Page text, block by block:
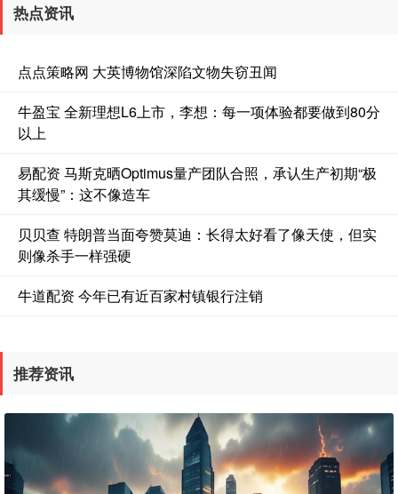
热点资讯
点点策略网 大英博物馆深陷文物失窃丑闻
牛盈宝 全新理想L6上市，李想：每一项体验都要做到80分
以上
易配资 马斯克晒Optimus量产团队合照，承认生产初期“极
其缓慢”：这不像造车
贝贝查 特朗普当面夸赞莫迪：长得太好看了像天使，但实
则像杀手一样强硬
牛道配资 今年已有近百家村镇银行注销
推荐资讯